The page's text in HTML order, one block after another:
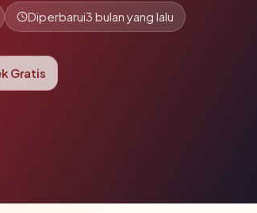
Diperbarui3 bulan yang lalu
Gratis